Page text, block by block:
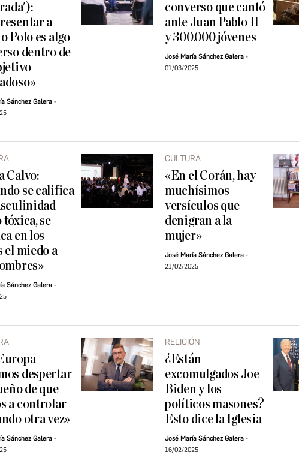
a
Polo es algo
dentro de
Sánchez Galera
converso que cantó
ante Juan Pablo II
y 300.000 jóvenes
José María Sánchez Galera
01/03/2025
Calvo:
se califica
tóxica, se
en los
el miedo a
Sánchez Galera
CULTURA
«En el Corán, hay
muchísimos
versículos que
denigran a la
mujer»
José María Sánchez Galera
21/02/2025
despertar
de que
a controlar
otra vez»
Sánchez Galera
RELIGIÓN
¿Están
excomulgados Joe
Biden y los
políticos masones?
Esto dice la Iglesia
José María Sánchez Galera
16/02/2025